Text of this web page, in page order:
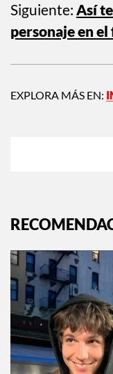
Siguiente: Así
personaje en
EXPLORA MÁS EN: